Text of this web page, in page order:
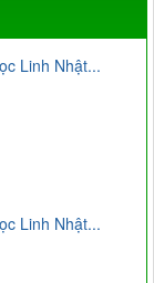
Linh Nhật...
Linh Nhật...